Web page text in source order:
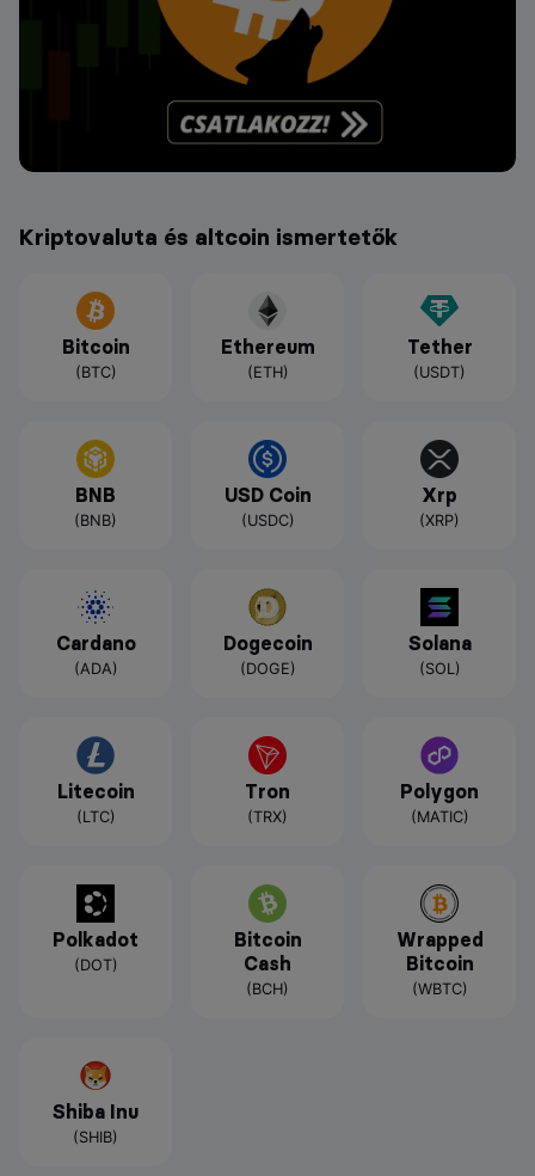
Kriptovaluta és altcoin ismertetők
Bitcoin
(BTC)
Ethereum
(ETH)
Tether
(USDT)
BNB
(BNB)
USD Coin
(USDC)
Xrp
(XRP)
Cardano
(ADA)
Dogecoin
(DOGE)
Solana
(SOL)
Litecoin
(LTC)
Tron
(TRX)
Polygon
(MATIC)
Polkadot
(DOT)
Bitcoin
Cash
(BCH)
Wrapped
Bitcoin
(WBTC)
Shiba Inu
(SHIB)